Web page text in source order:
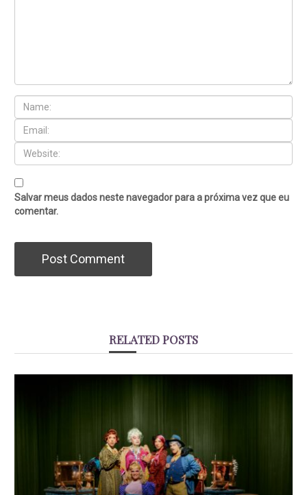
Salvar meus dados neste navegador para a próxima vez que eu
comentar.
RELATED POSTS